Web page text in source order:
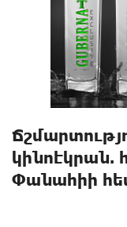
կինոէկրան.
Փանահիի